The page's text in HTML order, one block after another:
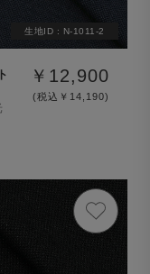
生地ID : N-1011-2
￥12,900
(税込￥14,190)